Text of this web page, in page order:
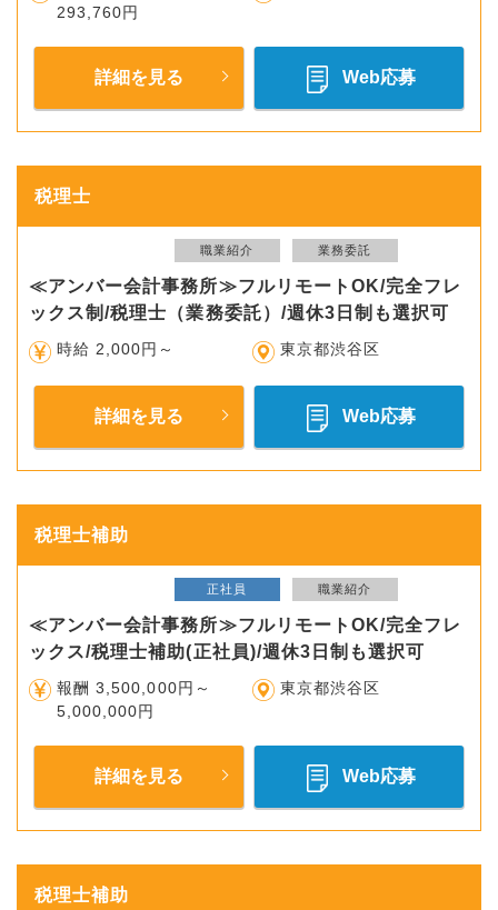
293,760円
詳細を見る Web応募
税理士
職業紹介 業務委託
≪アンバー会計事務所≫フルリモートOK/完全フレ
ックス制/税理士（業務委託）/週休3日制も選択可
時給 2,000円～ 東京都渋谷区
詳細を見る Web応募
税理士補助
正社員 職業紹介
≪アンバー会計事務所≫フルリモートOK/完全フレ
ックス/税理士補助(正社員)/週休3日制も選択可
報酬 3,500,000円～
5,000,000円
東京都渋谷区
詳細を見る Web応募
税理士補助